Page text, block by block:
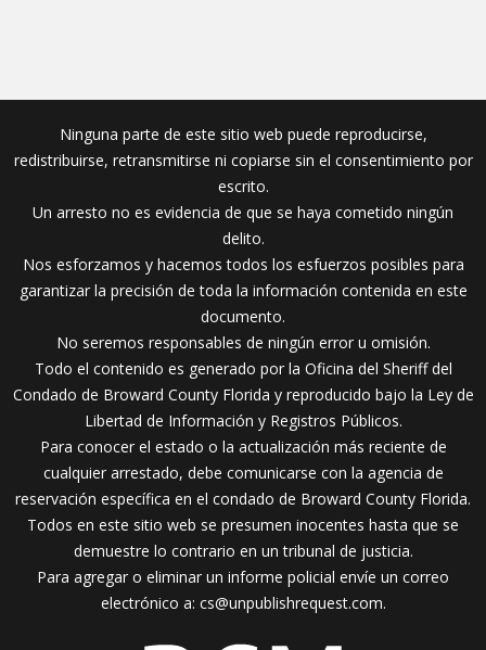
Ninguna parte de este sitio web puede reproducirse,
redistribuirse, retransmitirse ni copiarse sin el consentimiento por
escrito.
Un arresto no es evidencia de que se haya cometido ningún
delito.
Nos esforzamos y hacemos todos los esfuerzos posibles para
garantizar la precisión de toda la información contenida en este
documento.
No seremos responsables de ningún error u omisión.
Todo el contenido es generado por la Oficina del Sheriff del
Condado de Broward County Florida y reproducido bajo la Ley de
Libertad de Información y Registros Públicos.
Para conocer el estado o la actualización más reciente de
cualquier arrestado, debe comunicarse con la agencia de
reservación específica en el condado de Broward County Florida.
Todos en este sitio web se presumen inocentes hasta que se
demuestre lo contrario en un tribunal de justicia.
Para agregar o eliminar un informe policial envíe un correo
electrónico a: cs@unpublishrequest.com.